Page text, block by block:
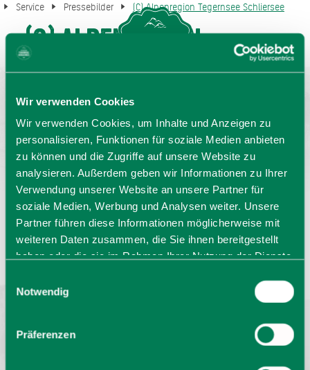
Wir verwenden Cookies
Wir verwenden Cookies, um Inhalte und Anzeigen zu
personalisieren, Funktionen für soziale Medien anbieten
zu können und die Zugriffe auf unsere Website zu
analysieren. Außerdem geben wir Informationen zu Ihrer
Verwendung unserer Website an unsere Partner für
soziale Medien, Werbung und Analysen weiter. Unsere
Partner führen diese Informationen möglicherweise mit
weiteren Daten zusammen, die Sie ihnen bereitgestellt
haben oder die sie im Rahmen Ihrer Nutzung der Dienste
Cookies, wenn Sie unsere Webseite weiterhin nutzen.
Notwendig
Präferenzen
Service Pressebilder (C) Alpenregion Tegernsee Schliersee
(C) Alpenregion
Tegernsee Schliersee
Sprache wählen:DE EN IT
GASTGEBERSUCHE